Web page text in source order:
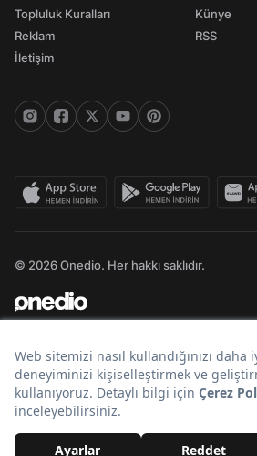
Topluluk Kuralları
Reklam
İletişim
Künye
RSS
© 2026 Onedio. Her hakkı saklıdır.
Bir markasıdır.